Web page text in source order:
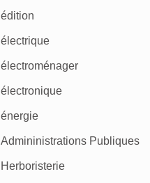
édition
électrique
électroménager
électronique
énergie
Admininistrations Publiques
Herboristerie